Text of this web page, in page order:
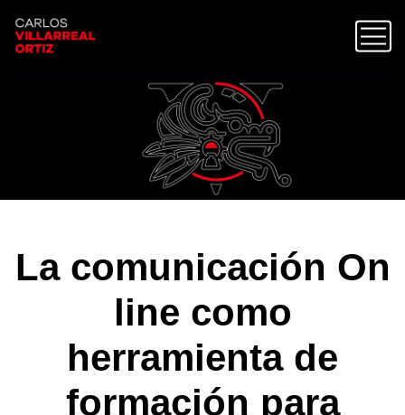
La comunicación On
line como
herramienta de
formación para